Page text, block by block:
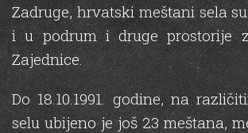
Zadruge, hrvatski meštani sela
i u podrum i druge prostorije
Zajednice.
Do 18.10.1991. godine, na
selu ubijeno je još 23 meštana,